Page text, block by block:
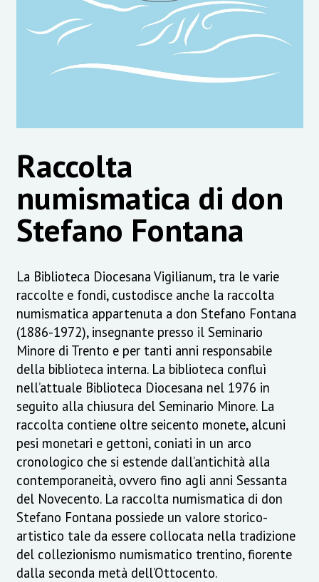
Raccolta
numismatica di don
Stefano Fontana
La Biblioteca Diocesana Vigilianum, tra le varie
raccolte e fondi, custodisce anche la raccolta
numismatica appartenuta a don Stefano Fontana
(1886-1972), insegnante presso il Seminario
Minore di Trento e per tanti anni responsabile
della biblioteca interna. La biblioteca confluì
nell’attuale Biblioteca Diocesana nel 1976 in
seguito alla chiusura del Seminario Minore. La
raccolta contiene oltre seicento monete, alcuni
pesi monetari e gettoni, coniati in un arco
cronologico che si estende dall’antichità alla
contemporaneità, ovvero fino agli anni Sessanta
del Novecento. La raccolta numismatica di don
Stefano Fontana possiede un valore storico-
artistico tale da essere collocata nella tradizione
del collezionismo numismatico trentino, fiorente
dalla seconda metà dell’Ottocento.